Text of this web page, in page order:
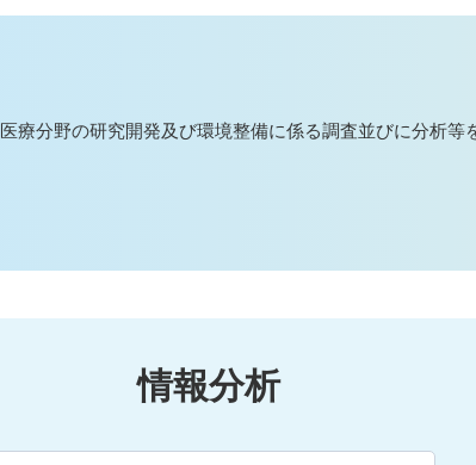
医療分野の研究開発及び環境整備に係る調査並びに分析等
情報分析